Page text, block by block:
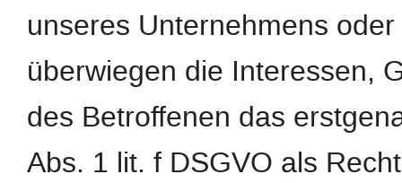
unseres Unternehmens
überwiegen die Interessen,
des Betroffenen das
Abs. 1 lit. f DSGVO als